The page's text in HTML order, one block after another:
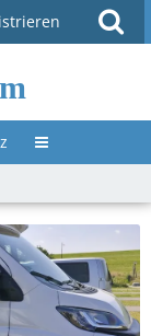
Untermenü »